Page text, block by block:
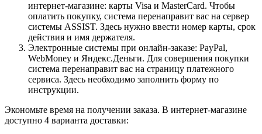
интернет-магазине: карты Visa и MasterCard. Чтобы
оплатить покупку, система перенаправит вас на сервер
системы ASSIST. Здесь нужно ввести номер карты, срок
действия и имя держателя.
Электронные системы при онлайн-заказе: PayPal,
WebMoney и Яндекс.Деньги. Для совершения покупки
система перенаправит вас на страницу платежного
сервиса. Здесь необходимо заполнить форму по
инструкции.
Экономьте время на получении заказа. В интернет-магазине
доступно 4 варианта доставки: